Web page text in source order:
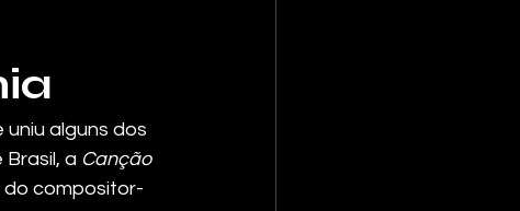
alguns dos
a Canção
compositor-